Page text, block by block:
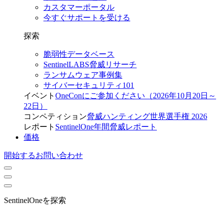
カスタマーポータル
今すぐサポートを受ける
探索
脆弱性データベース
SentinelLABS脅威リサーチ
ランサムウェア事例集
サイバーセキュリティ101
イベント OneConにご参加ください（2026年10月20日～
22日）
コンペティション脅威ハンティング世界選手権 2026
レポート SentinelOne年間脅威レポート
価格
開始するお問い合わせ
SentinelOneを探索